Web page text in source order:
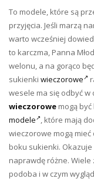
To modele, które są
przyjęcia. Jeśli marzą
warto wcześniej
to karczma, Panna
welonu, a na gorąco
sukienki wieczorowe
wesele ma się odbyć
wieczorowe mogą
modele , które mają
wieczorowe mogą
boku sukienki. Okazuje
naprawdę różne. Wiele
podoba i w czym